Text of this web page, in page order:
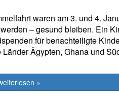
waren am 3. und 4.
– gesund bleiben. Ein
für benachteiligte
Ägypten, Ghana und
»